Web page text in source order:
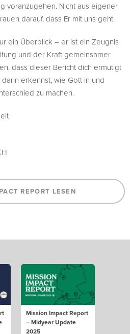
voranzugehen. Nicht aus eigener
darauf, dass Er mit uns geht.
ein Überblick – er ist ein Zeugnis
und der Kraft gemeinsamer
dass dieser Bericht dich ermutigt
erkennst, wie Gott in und
zu machen.
REPORT LESEN
Mission Impact Report
– Midyear Update
2025